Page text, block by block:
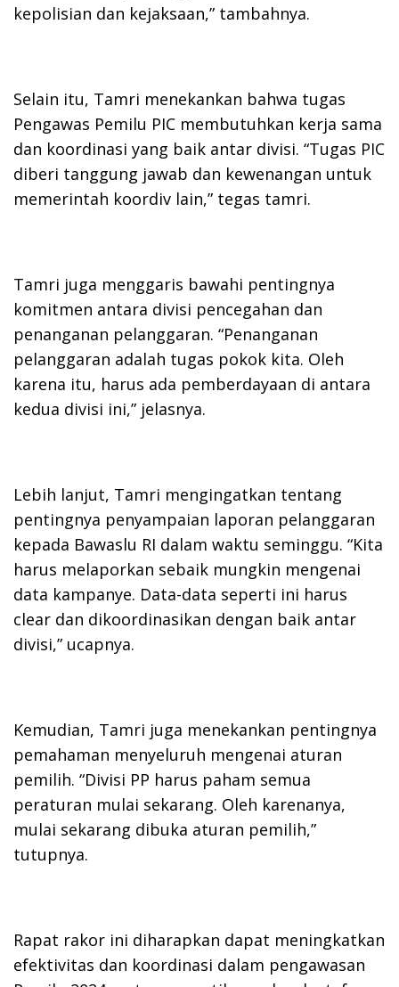
kepolisian dan kejaksaan,” tambahnya.
Selain itu, Tamri menekankan bahwa tugas
Pengawas Pemilu PIC membutuhkan kerja sama
dan koordinasi yang baik antar divisi. “Tugas PIC
diberi tanggung jawab dan kewenangan untuk
memerintah koordiv lain,” tegas tamri.
Tamri juga menggaris bawahi pentingnya
komitmen antara divisi pencegahan dan
penanganan pelanggaran. “Penanganan
pelanggaran adalah tugas pokok kita. Oleh
karena itu, harus ada pemberdayaan di antara
kedua divisi ini,” jelasnya.
Lebih lanjut, Tamri mengingatkan tentang
pentingnya penyampaian laporan pelanggaran
kepada Bawaslu RI dalam waktu seminggu. “Kita
harus melaporkan sebaik mungkin mengenai
data kampanye. Data-data seperti ini harus
clear dan dikoordinasikan dengan baik antar
divisi,” ucapnya.
Kemudian, Tamri juga menekankan pentingnya
pemahaman menyeluruh mengenai aturan
pemilih. “Divisi PP harus paham semua
peraturan mulai sekarang. Oleh karenanya,
mulai sekarang dibuka aturan pemilih,”
tutupnya.
Rapat rakor ini diharapkan dapat meningkatkan
efektivitas dan koordinasi dalam pengawasan